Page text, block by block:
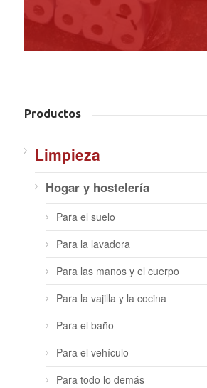
Productos
Limpieza
Hogar y hostelería
Para el suelo
Para la lavadora
Para las manos y el cuerpo
Para la vajilla y la cocina
Para el baño
Para el vehículo
Para todo lo demás